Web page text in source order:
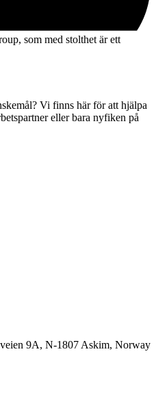
som med stolthet är ett
Vi finns här för att hjälpa
eller bara nyfiken på
9A, N-1807 Askim, Norway